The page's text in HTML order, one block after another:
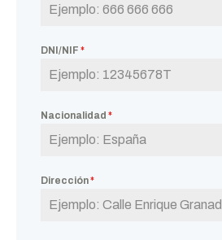
DNI/NIF *
Nacionalidad *
Dirección*